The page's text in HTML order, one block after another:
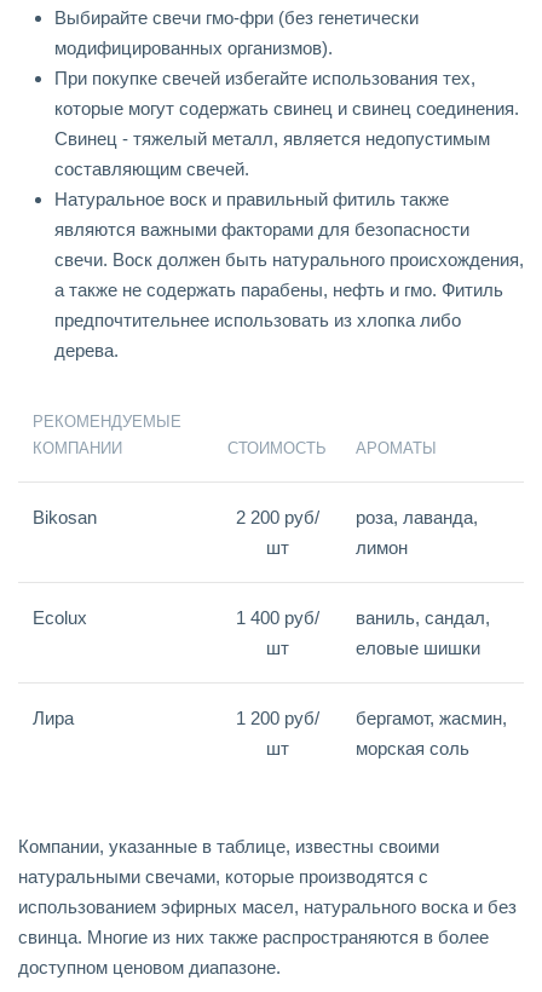
Выбирайте свечи гмо-фри (без генетически
модифицированных организмов).
При покупке свечей избегайте использования тех,
которые могут содержать свинец и свинец соединения.
Свинец - тяжелый металл, является недопустимым
составляющим свечей.
Натуральное воск и правильный фитиль также
являются важными факторами для безопасности
свечи. Воск должен быть натурального происхождения,
а также не содержать парабены, нефть и гмо. Фитиль
предпочтительнее использовать из хлопка либо
дерева.
РЕКОМЕНДУЕМЫЕ
КОМПАНИИ
СТОИМОСТЬ АРОМАТЫ
Bikosan
2 200 руб/
шт
роза, лаванда,
лимон
Ecolux
1 400 руб/
шт
ваниль, сандал,
еловые шишки
Лира
1 200 руб/
шт
бергамот, жасмин,
морская соль
Компании, указанные в таблице, известны своими
натуральными свечами, которые производятся с
использованием эфирных масел, натурального воска и без
свинца. Многие из них также распространяются в более
доступном ценовом диапазоне.